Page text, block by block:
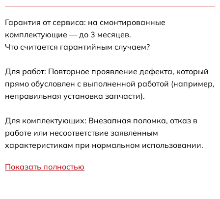
Гарантия от сервиса: на смонтированные
комплектующие — до 3 месяцев.
Что считается гарантийным случаем?
Для работ: Повторное проявление дефекта, который
прямо обусловлен с выполненной работой (например,
неправильная установка запчасти).
Для комплектующих: Внезапная поломка, отказ в
работе или несоответствие заявленным
характеристикам при нормальном использовании.
Показать полностью